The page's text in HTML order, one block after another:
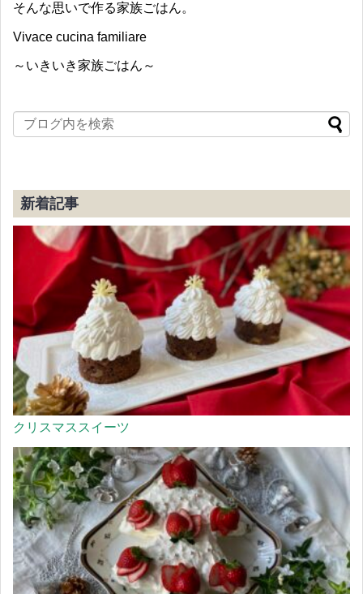
そんな思いで作る家族ごはん。
Vivace cucina familiare
～いきいき家族ごはん～
新着記事
クリスマススイーツ